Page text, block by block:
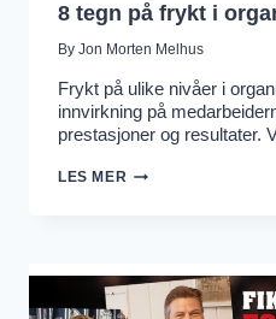
8 tegn på frykt i
By Jon Morten Melhus
Frykt på ulike nivåer i
innvirkning på
prestasjoner og resultater.
LES MER
DIN